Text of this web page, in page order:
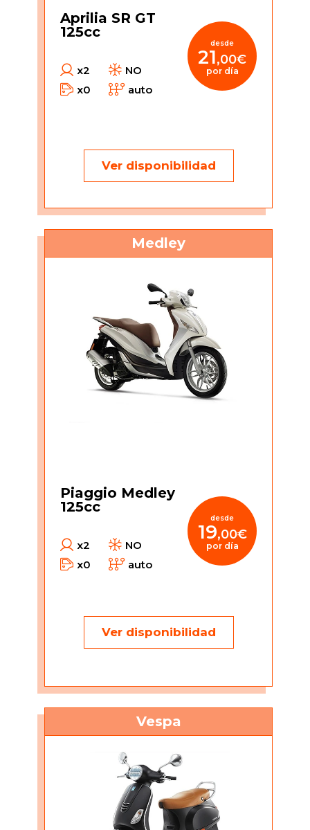
Aprilia SR GT
125cc
x2
NO
x0
auto
desde
21,00€
por día
Ver disponibilidad
Medley
Piaggio Medley
125cc
x2
NO
x0
auto
desde
19,00€
por día
Ver disponibilidad
Vespa